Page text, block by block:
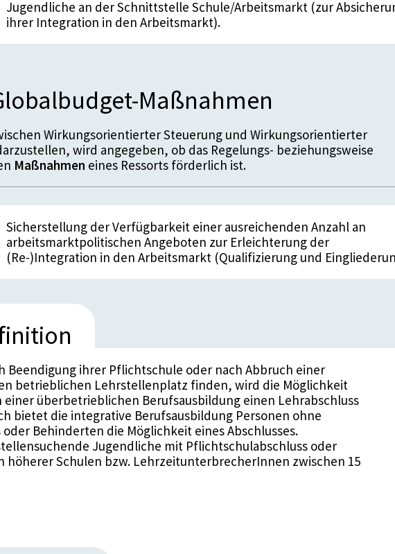
Jugendliche an der Schnittstelle Schule/Arbeitsmarkt (zur
ihrer Integration in den Arbeitsmarkt).
Maßnahmen
Wirkungsorientierter Steuerung und Wirkungsorientierter
wird angegeben, ob das Regelungs- beziehungsweise
Maßnahmen eines Ressorts förderlich ist.
Sicherstellung der Verfügbarkeit einer ausreichenden Anzahl an
arbeitsmarktpolitischen Angeboten zur Erleichterung der
(Re-)Integration in den Arbeitsmarkt (Qualifizierung und
Beendigung ihrer Pflichtschule oder nach Abbruch einer
betrieblichen Lehrstellenplatz finden, wird die Möglichkeit
einer überbetrieblichen Berufsausbildung einen Lehrabschluss
bietet die integrative Berufsausbildung Personen ohne
Behinderten die Möglichkeit eines Abschlusses.
Jugendliche mit Pflichtschulabschluss oder
höherer Schulen bzw. LehrzeitunterbrecherInnen zwischen 15
AMSG verpflichtet, „geeignete Ausbildungseinrichtungen mit
zu beauftragen, soweit berufliche